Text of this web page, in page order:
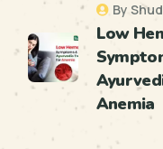
By
Low
Anemia